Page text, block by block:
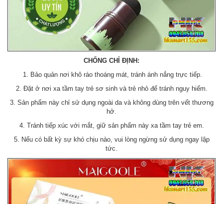
CHỐNG CHỈ ĐỊNH:
1. Bảo quản nơi khô ráo thoáng mát, tránh ánh nắng trực tiếp.
2. Đặt ở nơi xa tầm tay trẻ sơ sinh và trẻ nhỏ để tránh nguy hiểm.
3. Sản phẩm này chỉ sử dụng ngoài da và không dùng trên vết thương
hở.
4. Tránh tiếp xúc với mắt, giữ sản phẩm này xa tầm tay trẻ em.
5. Nếu có bất kỳ sự khó chịu nào, vui lòng ngừng sử dụng ngay lập
tức.